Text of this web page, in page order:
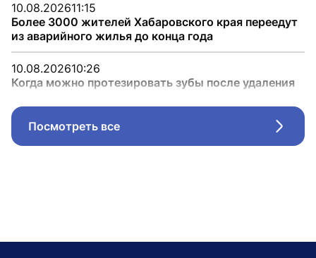
10.08.202611:15
Более 3000 жителей Хабаровского края переедут
из аварийного жилья до конца года
10.08.202610:26
Когда можно протезировать зубы после удаления
Посмотреть все